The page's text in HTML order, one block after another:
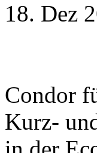
18. Dez
Condor
Kurz-